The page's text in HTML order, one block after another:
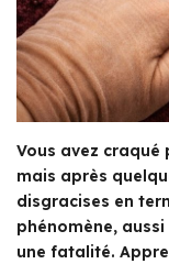
Vous avez craqué
mais après
disgracises en
phénomène,
une fatalité.